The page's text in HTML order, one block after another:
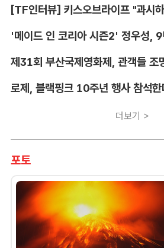
'메이드 인 코리아 시즌2' 정우성, 9
제31회 부산국제영화제, 관객들 조
더보기 >
포토